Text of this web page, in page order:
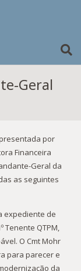
Geral
por
Financeira
Geral da
as seguintes
expediente de
QTPM,
O Cmt Mohr
para parecer e
da